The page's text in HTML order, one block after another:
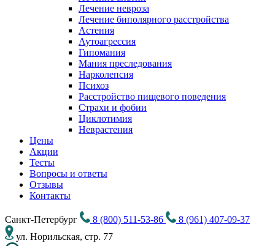
Лечение невроза
Лечение биполярного расстройства
Астения
Аутоагрессия
Гипомания
Мания преследования
Нарколепсия
Психоз
Расстройство пищевого поведения
Cтрахи и фобии
Циклотимия
Неврастения
Цены
Акции
Тесты
Вопросы и ответы
Отзывы
Контакты
Санкт-Петербург 8 (800) 511-53-86
8 (961) 407-09-37
ул. Норильская, стр. 77